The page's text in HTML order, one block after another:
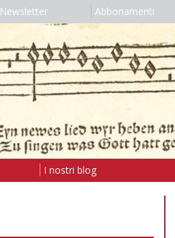
Newsletter Abbonamenti
I nostri blog